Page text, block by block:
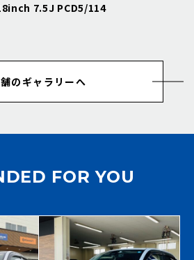
7.5J PCD5/114
のギャラリーへ
FOR YOU